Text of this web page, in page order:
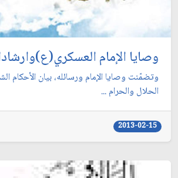
وصايا الإمام
وتضمّنت وصايا الإمام ورسائله، بيان الأحكام
الحلال والحرام ...
2013-02-15